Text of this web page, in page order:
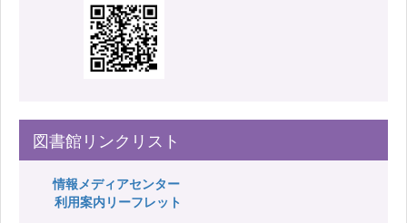
図書館リンクリスト
情報メディアセンター
利用案内リーフレット